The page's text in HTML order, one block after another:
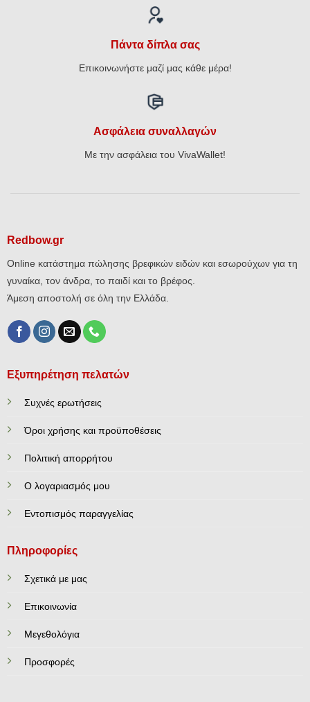
Πάντα δίπλα σας
Επικοινωνήστε μαζί μας κάθε μέρα!
Ασφάλεια συναλλαγών
Με την ασφάλεια του VivaWallet!
Redbow.gr
Online κατάστημα πώλησης βρεφικών ειδών και εσωρούχων για τη
γυναίκα, τον άνδρα, το παιδί και το βρέφος.
Άμεση αποστολή σε όλη την Ελλάδα.
Εξυπηρέτηση πελατών
Συχνές ερωτήσεις
Όροι χρήσης και προϋποθέσεις
Πολιτική απορρήτου
Ο λογαριασμός μου
Εντοπισμός παραγγελίας
Πληροφορίες
Σχετικά με μας
Επικοινωνία
Mεγεθολόγια
Προσφορές